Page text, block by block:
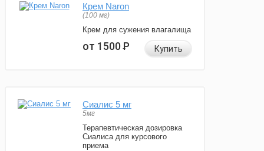
Крем Naron
(100 мг)
Крем для сужения влагалища
от 1500Р Купить
Сиалис 5 мг
5мг
Терапевтическая дозировка
Сиалиса для курсового
приема